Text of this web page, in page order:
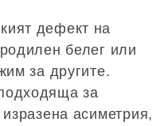
дефект на
белег или
за другите.
за
асиметрия,